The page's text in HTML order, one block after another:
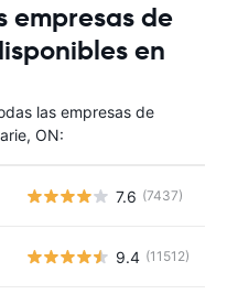
empresas de
en
las empresas de
ON:
7.6 (7437)
9.4 (11512)